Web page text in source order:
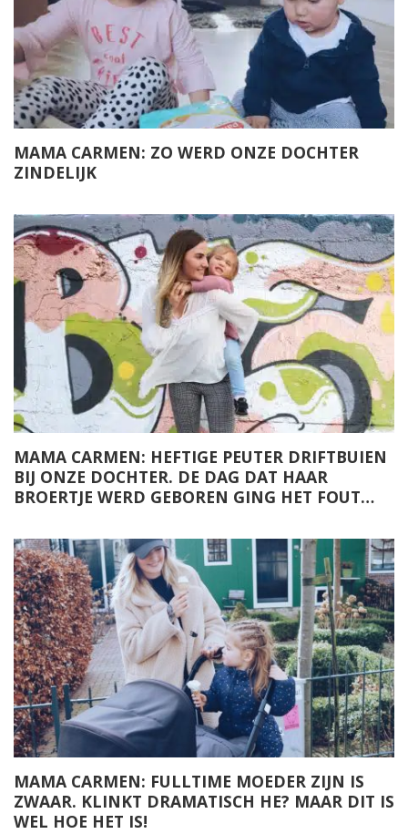
MAMA CARMEN: ZO WERD ONZE DOCHTER
ZINDELIJK
MAMA CARMEN: HEFTIGE PEUTER DRIFTBUIEN
BIJ ONZE DOCHTER. DE DAG DAT HAAR
BROERTJE WERD GEBOREN GING HET FOUT…
MAMA CARMEN: FULLTIME MOEDER ZIJN IS
ZWAAR. KLINKT DRAMATISCH HE? MAAR DIT IS
WEL HOE HET IS!